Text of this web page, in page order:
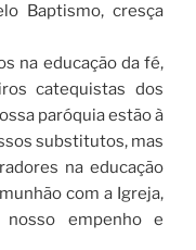
Baptismo, cresça
na educação da fé,
catequistas dos
paróquia estão à
substitutos, mas
na educação
com a Igreja,
empenho e